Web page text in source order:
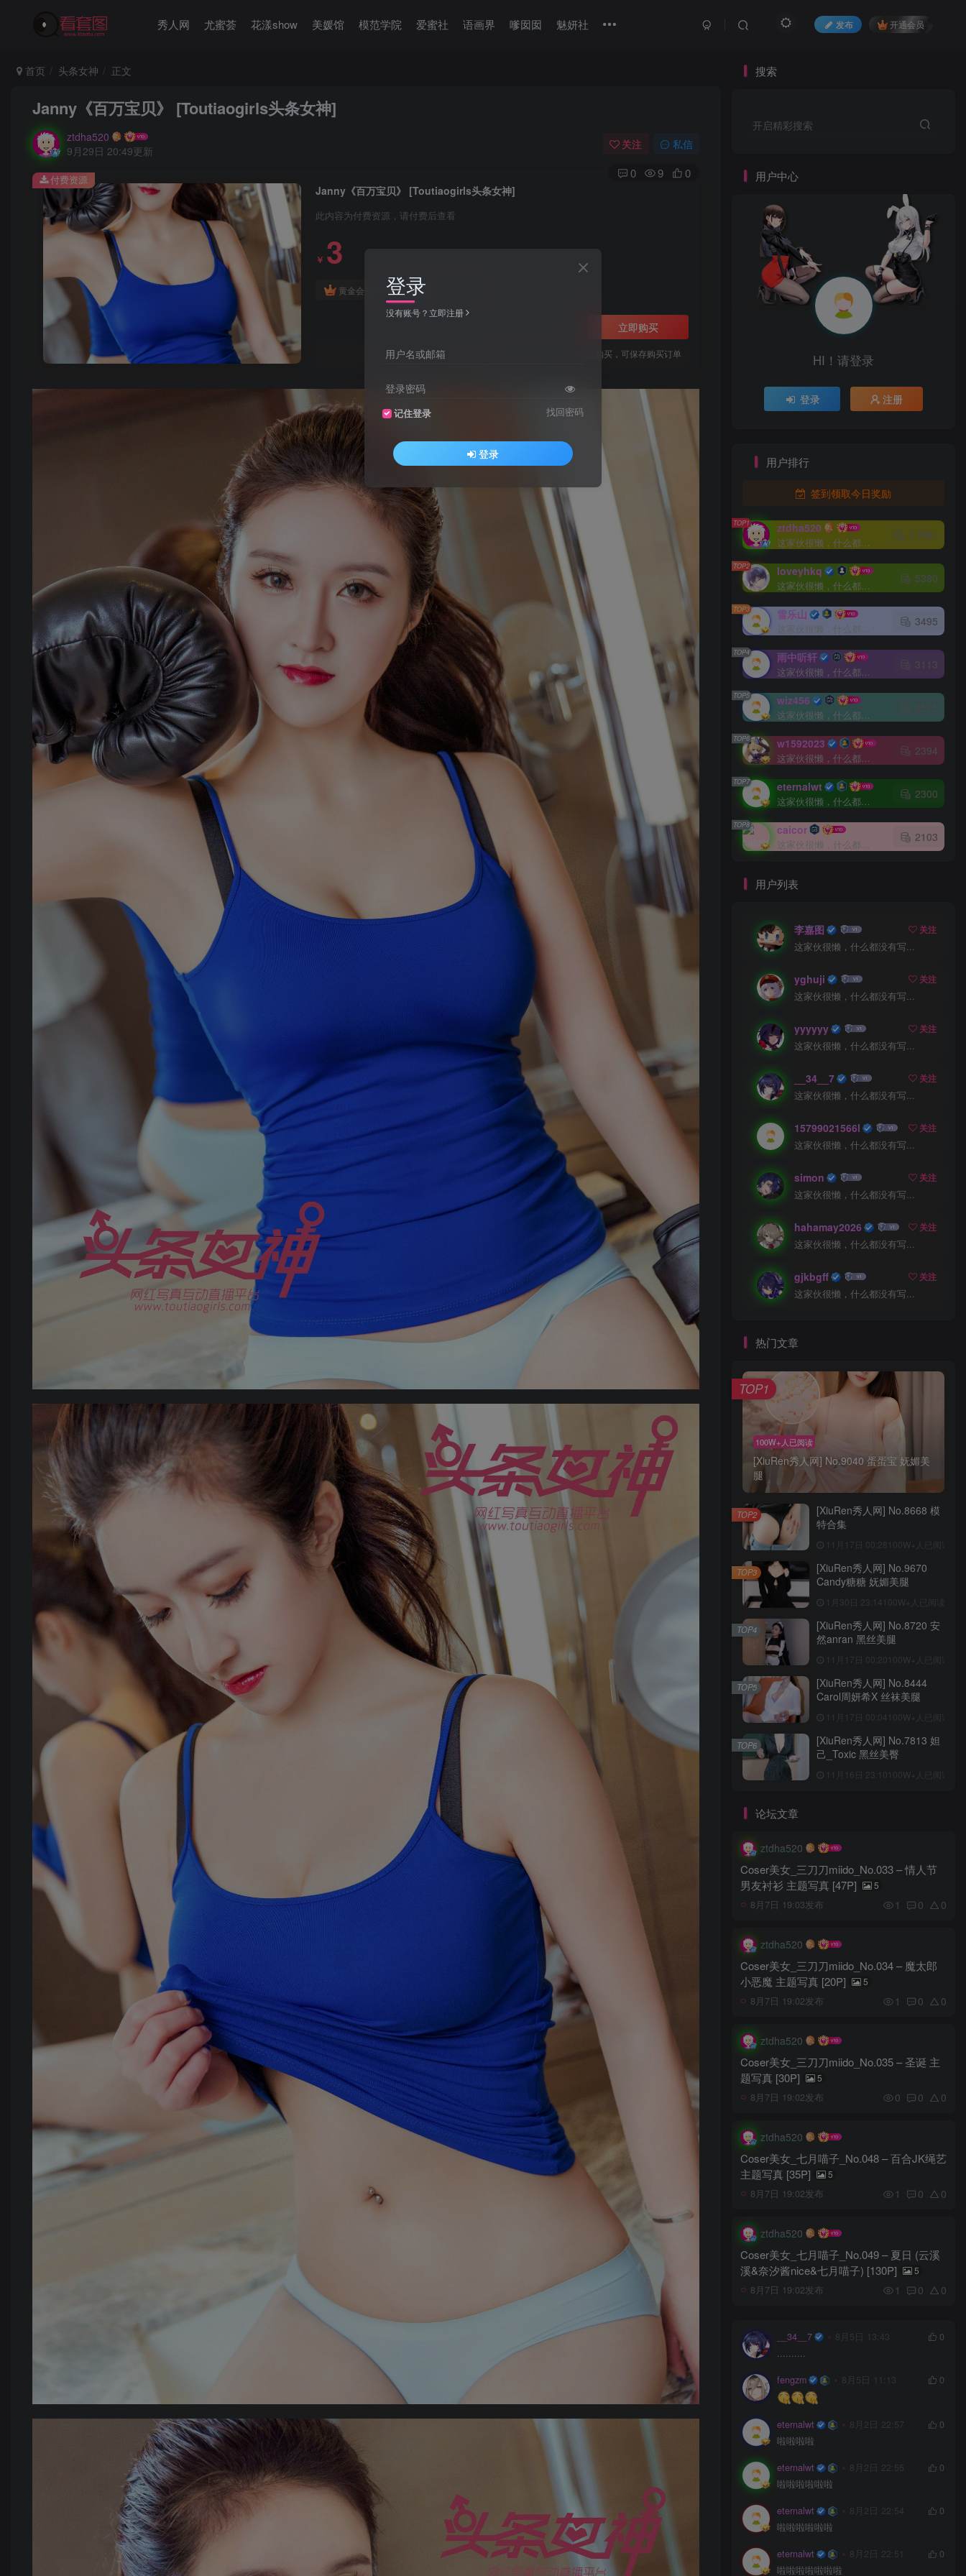
秀人网 尤蜜荟 花漾show 美媛馆 模范学院 爱蜜社 语画界 嗲囡囡 魅妍社 发布 开通会员
首页 头条女神 正文
Janny《百万宝贝》 [Toutiaogirls头条女神]
ztdha520
9月29日 20:49更新
关注 私信
0 9 0
Janny《百万宝贝》 [Toutiaogirls头条女神]
此内容为付费资源，请付费后查看
￥ 3
黄金会员 免费
立即购买
您当前未登录！建议登陆后购买，可保存购买订单
付费资源
搜索
开启精彩搜索
用户中心
HI！请登录
登录 注册
用户排行
签到领取今日奖励
TOP1 ztdha520
这家伙很懒，什么都没有写...
7.7W+
TOP2 loveyhkq
这家伙很懒，什么都没有写...
5380
TOP3 雪乐山
这家伙很懒，什么都没有写...
3495
TOP4 雨中听轩
这家伙很懒，什么都没有写...
TOP5 wiz456
这家伙很懒，什么都没有写...
TOP6 w1592023
这家伙很懒，什么都没有写...
2394
TOP7 eternalwt
这家伙很懒，什么都没有写...
2300
TOP8 caicor
这家伙很懒，什么都没有写...
2103
用户列表
李嘉图
关注
这家伙很懒，什么都没有写...
yghuji
关注
这家伙很懒，什么都没有写...
yyyyyy
关注
这家伙很懒，什么都没有写...
__34__7
关注
这家伙很懒，什么都没有写...
15799021566l
关注
这家伙很懒，什么都没有写...
simon
关注
这家伙很懒，什么都没有写...
hahamay2026
关注
这家伙很懒，什么都没有写...
gjkbgff
关注
这家伙很懒，什么都没有写...
热门文章
100W+人已阅读
[XiuRen秀人网] No.9040 蛋蛋宝 妩媚美
腿
TOP1
[XiuRen秀人网] No.8668 模
特合集
11月17日 00:28 100W+人已阅读
TOP2
[XiuRen秀人网] No.9670
Candy糖糖 妩媚美腿
1月30日 23:14 100W+人已阅读
TOP3
[XiuRen秀人网] No.8720 安
然anran 黑丝美腿
11月17日 00:20 100W+人已阅读
TOP4
[XiuRen秀人网] No.8444
Carol周妍希X 丝袜美腿
11月17日 00:04 100W+人已阅读
TOP5
[XiuRen秀人网] No.7813 妲
己_Toxic 黑丝美臀
11月16日 23:10 100W+人已阅读
TOP6
论坛文章
ztdha520
Coser美女_三刀刀miido_No.033 – 情人节
男友衬衫 主题写真 [47P]
5
8月7日 19:03发布 1 0 0
ztdha520
Coser美女_三刀刀miido_No.034 – 魔太郎
小恶魔 主题写真 [20P]
5
8月7日 19:02发布 1 0 0
ztdha520
Coser美女_三刀刀miido_No.035 – 圣诞 主
题写真 [30P]
5
8月7日 19:02发布 0 0 0
ztdha520
Coser美女_七月喵子_No.048 – 百合JK绳艺
主题写真 [35P]
5
8月7日 19:02发布 1 0 0
ztdha520
Coser美女_七月喵子_No.049 – 夏日 (云溪
溪&奈汐酱nice&七月喵子) [130P]
5
8月7日 19:02发布 1 0 0
__34__7 8月5日 13:43
0
..........
fengzm 8月5日 11:13 0
eternalwt 8月2日 22:57
0
啦啦啦啦
eternalwt 8月2日 22:55
0
啦啦啦啦啦啦
eternalwt 8月2日 22:54
0
啦啦啦啦啦啦
eternalwt 8月2日 22:51
0
啦啦啦啦啦啦啦
登录
没有账号？立即注册
用户名或邮箱
登录密码
记住登录 找回密码
登录